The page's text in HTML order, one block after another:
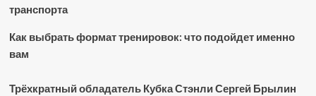
транспорта
Как выбрать формат тренировок: что подойдет именно
вам
Трёхкратный обладатель Кубка Стэнли Сергей Брылин